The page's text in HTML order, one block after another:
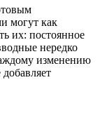
могут как
их: постоянное
нередко
изменению